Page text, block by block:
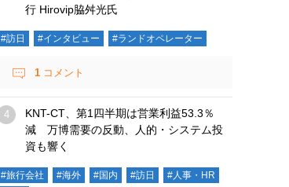
行 Hirovip脇舛光氏
#訪日 #インタビュー #ランドオペレーター
1 コメント
KNT-CT、第1四半期は営業利益53.3％
減 万博需要の反動、人的・システム投
資も響く
#旅行会社 #海外 #国内 #訪日 #人事・HR